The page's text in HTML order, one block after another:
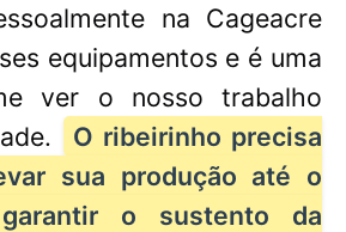
na Cageacre
equipamentos e é uma
ver o nosso trabalho
O ribeirinho precisa
sua produção até o
o sustento da